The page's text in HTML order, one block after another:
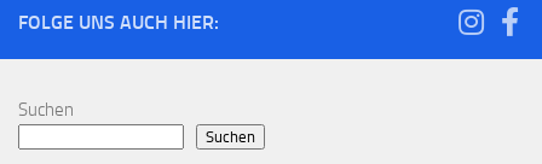
FOLGE UNS AUCH HIER:
Suchen
Suchen